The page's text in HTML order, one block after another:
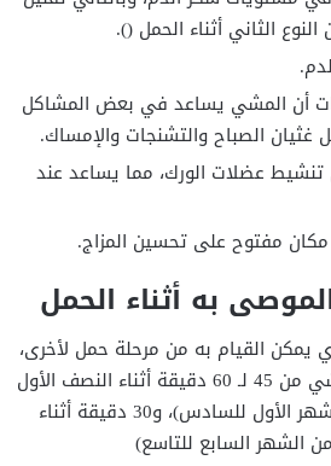
الثاني أثناء الحمل ().
أن المشي يساعد في بعض المشاكل
غثيان الصباح والتشنجات والإمساك.
عضلات الورك، مما يساعد عند
مفتوح على تحسين المزاج.
به أثناء الحمل
القيام به من مرحلة حمل لأخرى،
لكن بوجه عام يمكن المشي من 45 لـ 60 دقيقة أثناء النصف الأول
والثاني من الحمل (من الشهر الأول للسادس)، و30 دقيقة أثناء
الشهر السابع للتاسع)